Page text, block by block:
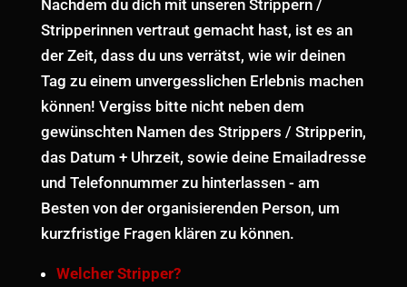
Nachdem du dich mit unseren Strippern /
Stripperinnen vertraut gemacht hast, ist es an
der Zeit, dass du uns verrätst, wie wir deinen
Tag zu einem unvergesslichen Erlebnis machen
können! Vergiss bitte nicht neben dem
gewünschten Namen des Strippers / Stripperin,
das Datum + Uhrzeit, sowie deine Emailadresse
und Telefonnummer zu hinterlassen - am
Besten von der organisierenden Person, um
kurzfristige Fragen klären zu können.
Welcher Stripper?